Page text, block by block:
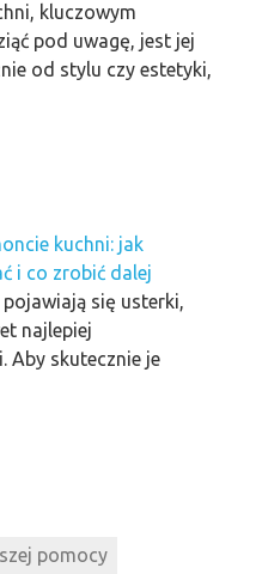
kluczowym
pod uwagę, jest jej
od stylu czy estetyki,
kuchni: jak
i co zrobić dalej
się usterki,
najlepiej
Aby skutecznie je
pomocy